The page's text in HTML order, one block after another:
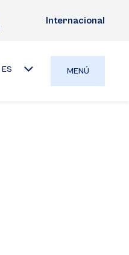
Internacional
ES MENÚ